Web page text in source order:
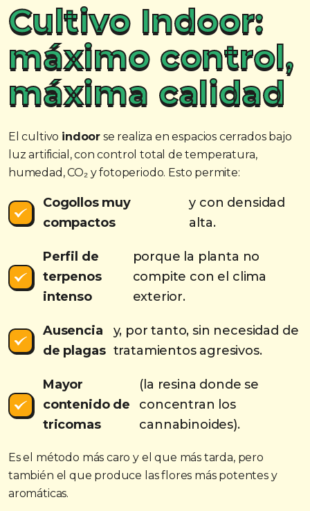
Cultivo Indoor:
máximo control,
máxima calidad
El cultivo indoor se realiza en espacios cerrados bajo
luz artificial, con control total de temperatura,
humedad, CO₂ y fotoperiodo. Esto permite:
Cogollos muy
compactos
y con densidad
alta.
Perfil de
terpenos
intenso
porque la planta no
compite con el clima
exterior.
Ausencia
de plagas
y, por tanto, sin necesidad de
tratamientos agresivos.
Mayor
contenido de
tricomas
(la resina donde se
concentran los
cannabinoides).
Es el método más caro y el que más tarda, pero
también el que produce las flores más potentes y
aromáticas.